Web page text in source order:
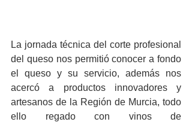
La jornada técnica del corte profesional
del queso nos permitió conocer a fondo
el queso y su servicio, además nos
acercó a productos innovadores y
artesanos de la Región de Murcia, todo